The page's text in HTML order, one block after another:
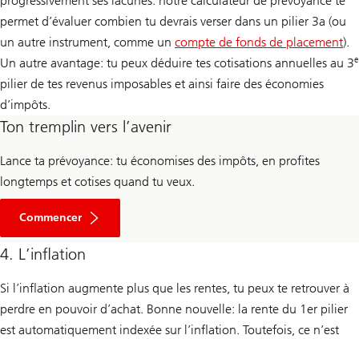
permet d’évaluer combien tu devrais verser dans un pilier 3a (ou
un autre instrument, comme un compte de fonds de placement).
Un autre avantage: tu peux déduire tes cotisations annuelles au 3e
pilier de tes revenus imposables et ainsi faire des économies
d’impôts.
Ton tremplin vers l’avenir
Lance ta prévoyance: tu économises des impôts, en profites
longtemps et cotises quand tu veux.
Commencer
un
prévoyance
4. L’inflation
Si l’inflation augmente plus que les rentes, tu peux te retrouver à
perdre en pouvoir d’achat. Bonne nouvelle: la rente du 1er pilier
est automatiquement indexée sur l’inflation. Toutefois, ce n’est